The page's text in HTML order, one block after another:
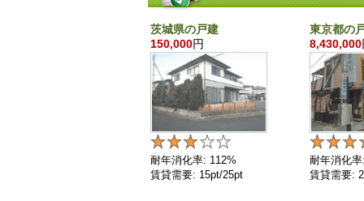
茨城県の戸建
150,000円
耐年消化率: 112%
賃貸需要: 15pt/25pt
東京都の
8,430,000
耐年消化
賃貸需要: